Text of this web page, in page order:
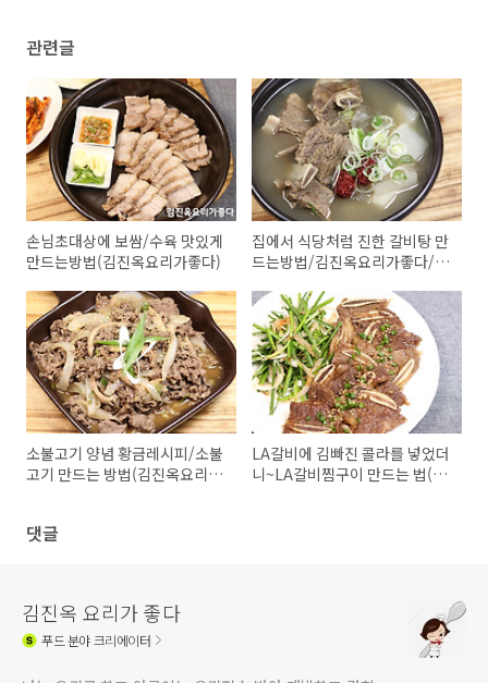
관련글
손님초대상에 보쌈/수육 맛있게
만드는방법(김진옥요리가좋다)
집에서 식당처럼 진한 갈비탕 만
드는방법/김진옥요리가좋다/갈
소불고기 양념 황금레시피/소불
고기 만드는 방법(김진옥요리가
LA갈비에 김빠진 콜라를 넣었더
니~LA갈비찜구이 만드는 법(김
댓글
김진옥 요리가 좋다
푸드분야 크리에이터